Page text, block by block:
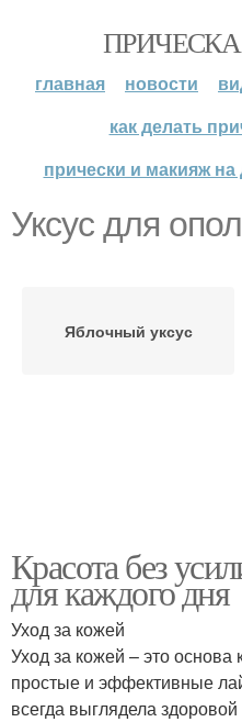
главная новости
как делать
прически и макияж
Уксус для
Яблочный уксус
Красота без
для каждого дня
Уход за кожей
Уход за кожей – это основа
простые и эффективные
всегда выглядела